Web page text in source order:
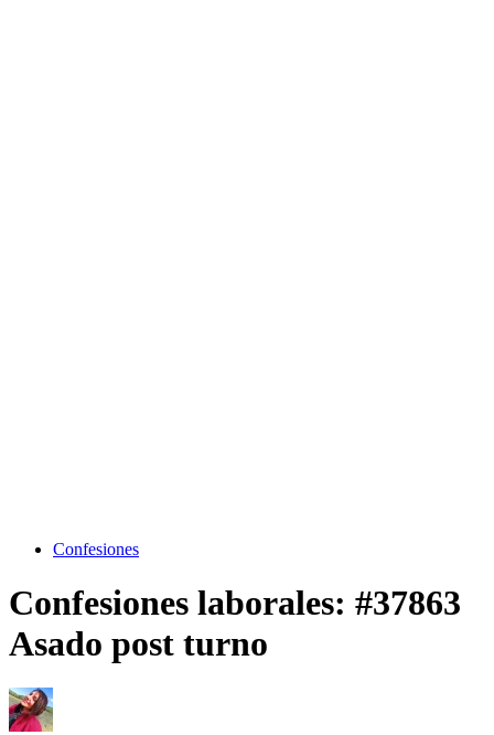
Confesiones
Confesiones laborales: #37863
Asado post turno